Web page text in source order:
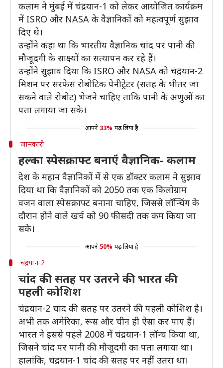
कलाम ने मुंबई में चंद्रयान-1 को लेकर आयोजित कार्यक्रम
में ISRO और NASA के वैज्ञानिकों को महत्वपूर्ण सुझाव
दिए थे।
उन्होंने कहा था कि भारतीय वैज्ञानिक चांद पर पानी की
मौजूदगी के साक्ष्यों का सत्यापन कर रहे हैं।
उन्होंने सुझाव दिया कि ISRO और NASA को चंद्रयान-2
मिशन पर सरफेस रोबोटिक पेनीट्रेटर (सतह के भीतर जा
सकने वाले रोबोट) भेजने चाहिए ताकि पानी के अणुओं का
पता लगाया जा सके।
आपने 33% पढ़ लिया है
जानकारी
हल्का स्पेसक्राफ्ट बनाएंं वैज्ञानिक- कलाम
देश के महान वैज्ञानिकों में से एक डॉक्टर कलाम ने सुझाव
दिया था कि वैज्ञानिकों को 2050 तक एक किलोग्राम
वजन वाला स्पेसक्राफ्ट बनाना चाहिए, जिससे लॉन्चिंग के
दौरान होने वाले खर्च को 90 फीसदी तक कम किया जा
सके।
आपने 50% पढ़ लिया है
चंद्रयान-2
चांद की सतह पर उतरने की भारत की
पहली कोशिश
चंद्रयान-2 चांद की सतह पर उतरने की पहली कोशिश है।
अभी तक अमेरिका, रूस और चीन ही ऐसा कर पाए हैं।
भारत ने इससे पहले 2008 में चंद्रयान-1 लॉन्च किया था,
जिसने चांद पर पानी की मौजूदगी का पता लगाया था।
हालांकि, चंद्रयान-1 चांद की सतह पर नहीं उतरा था।